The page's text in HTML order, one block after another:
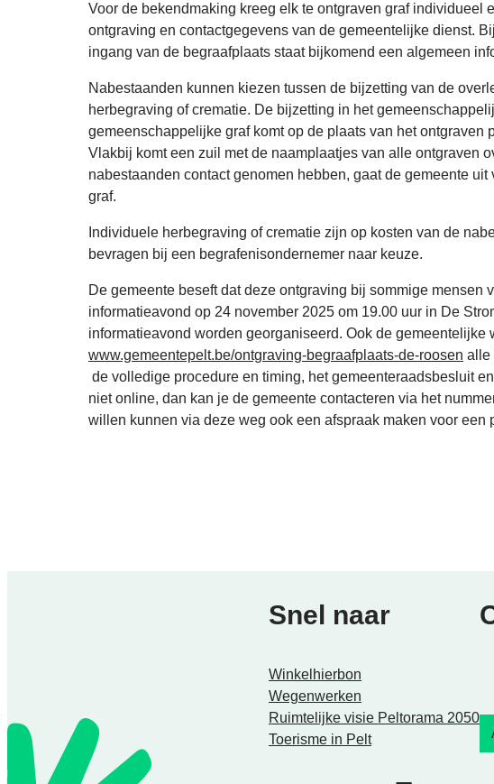
Voor de bekendmaking kreeg elk te ontgraven graf individueel
ontgraving en contactgegevens van de gemeentelijke dienst.
ingang van de begraafplaats staat bijkomend een algemeen
Nabestaanden kunnen kiezen tussen de bijzetting van de
herbegraving of crematie. De bijzetting in het
gemeenschappelijke graf komt op de plaats van het ontgraven
Vlakbij komt een zuil met de naamplaatjes van alle ontgraven
nabestaanden contact genomen hebben, gaat de gemeente
graf.
Individuele herbegraving of crematie zijn op kosten van de
bevragen bij een begrafenisondernemer naar keuze.
De gemeente beseft dat deze ontgraving bij sommige mensen
informatieavond op 24 november 2025 om 19.00 uur in De
informatieavond worden georganiseerd. Ook de gemeentelijke
www.gemeentepelt.be/ontgraving-begraafplaats-de-roosen alle
de volledige procedure en timing, het gemeenteraadsbesluit
niet online, dan kan je de gemeente contacteren via het
willen kunnen via deze weg ook een afspraak maken voor een
Snel naar
Winkelhierbon
Wegenwerken
Ruimtelijke visie Peltorama 2050
Toerisme in Pelt